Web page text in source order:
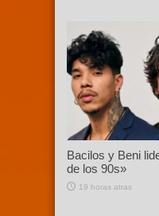
Bacilos y Beni
de los 90s»
19 horas atras